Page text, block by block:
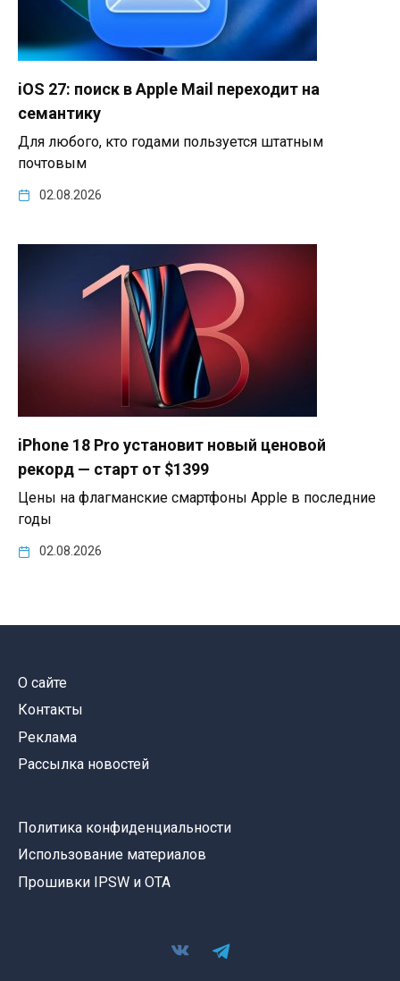
iOS 27: поиск в Apple Mail переходит на
семантику
Для любого, кто годами пользуется штатным
почтовым
02.08.2026
iPhone 18 Pro установит новый ценовой
рекорд — старт от $1399
Цены на флагманские смартфоны Apple в последние
годы
02.08.2026
О сайте
Контакты
Реклама
Рассылка новостей
Политика конфиденциальности
Использование материалов
Прошивки IPSW и OTA